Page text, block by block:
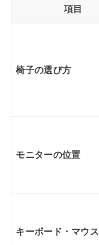
項目
椅子の選び方
モニターの位置
キーボード・マウス